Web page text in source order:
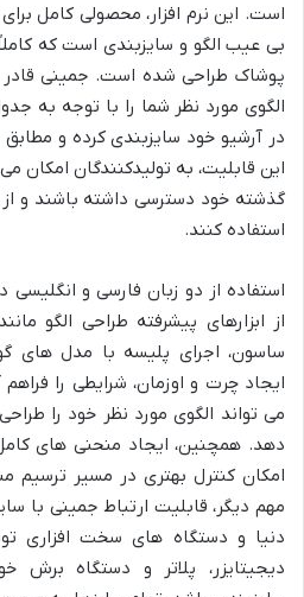
است. این نرم افزار، محصولی کامل
بی عیب الگو و سایزبندی است که
پوشاک طراحی شده است. جمینی
الگوی مورد نظر شما را با توجه به
در آرشیو خود سایزبندی کرده و
این قابلیت، به تولیدکنندگان امکان
گذشته خود دسترسی داشته باشند و
استفاده کنند.
استفاده از دو زبان فارسی و انگلیسی
از ابزارهای پیشرفته طراحی الگو
ساسون، اجرای پلیسه با مدل های
ایجاد چرت و اوزمان، شرایطی را
می تواند الگوی مورد نظر خود را
دهد. همچنین، ایجاد منحنی های
امکان کنترل بهتری در مسیر ترسیم
مهم دیگر، قابلیت ارتباط جمینی با
دنیا و دستگاه های سخت افزاری
دیجیتایزر، پلاتر و دستگاه برش